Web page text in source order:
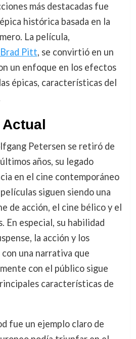
más destacadas fue
histórica basada en la
La película,
Brad Pitt, se convirtió en un
un enfoque en los efectos
épicas, características del
Petersen se retiró de
años, su legado
en el cine contemporáneo
siguen siendo una
de acción, el cine bélico y el
En especial, su habilidad
la acción y los
una narrativa que
con el público sigue
características de
fue un ejemplo claro de